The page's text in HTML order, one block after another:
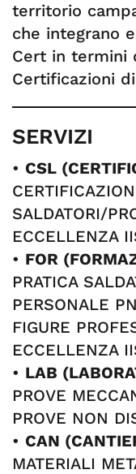
territorio
che integrano
Cert in termini
Certificazioni
SERVIZI
• CSL
SALDATORI/
ECCELLENZA
• FOR
PRATICA
PERSONALE
FIGURE
ECCELLENZA
• LAB
PROVE
PROVE NON
• CAN
MATERIALI